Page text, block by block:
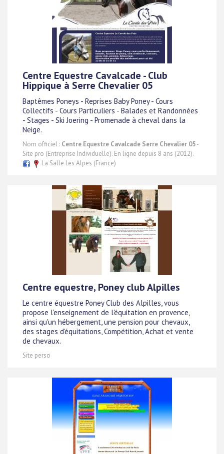
Centre Equestre Cavalcade - Club
Hippique à Serre Chevalier 05
Baptêmes Poneys - Reprises Baby Poney - Cours
Collectifs - Cours Particuliers - Balades et Randonnées
- Stages - Ski Joering - Promenade à cheval dans la
Neige.
Nom officiel : Centre Equestre Cavalcade Serre Chevalier 05-
Site pro (Entreprise Individuelle). En ligne depuis 8 ans (2012).
La Salle Les Alpes (France)
Centre equestre, Poney club Alpilles
Le centre équestre Poney Club des Alpilles, vous
propose l'enseignement de l'équitation en provence,
ainsi qu'un hébergement, une pension pour chevaux,
des stages d'équitations, Compétition, Achat et vente
de chevaux.
Site perso